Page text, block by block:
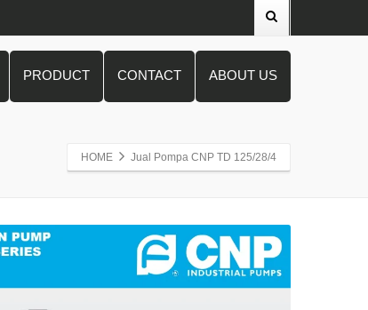
PRODUCT CONTACT ABOUT US
HOME Jual Pompa CNP TD 125/28/4